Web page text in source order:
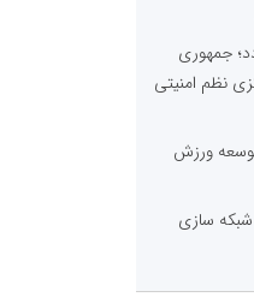
جمهوری
نظم امنیتی
ورزش
سازی